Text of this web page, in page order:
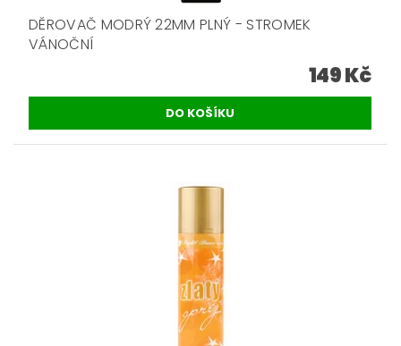
DĚROVAČ MODRÝ 22MM PLNÝ - STROMEK
VÁNOČNÍ
149 Kč